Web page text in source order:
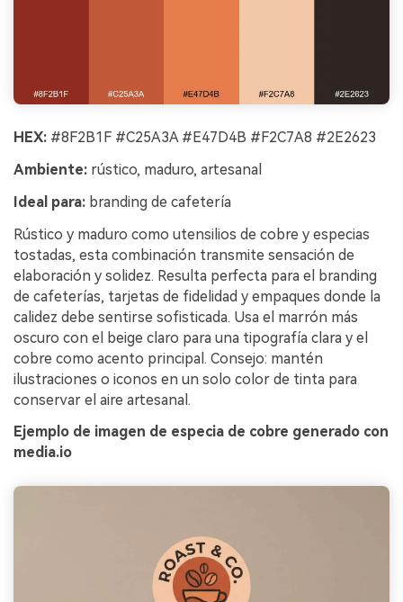
HEX: #8F2B1F #C25A3A #E47D4B #F2C7A8 #2E2623
Ambiente: rústico, maduro, artesanal
Ideal para: branding de cafetería
Rústico y maduro como utensilios de cobre y especias
tostadas, esta combinación transmite sensación de
elaboración y solidez. Resulta perfecta para el branding
de cafeterías, tarjetas de fidelidad y empaques donde la
calidez debe sentirse sofisticada. Usa el marrón más
oscuro con el beige claro para una tipografía clara y el
cobre como acento principal. Consejo: mantén
ilustraciones o iconos en un solo color de tinta para
conservar el aire artesanal.
Ejemplo de imagen de especia de cobre generado con
media.io